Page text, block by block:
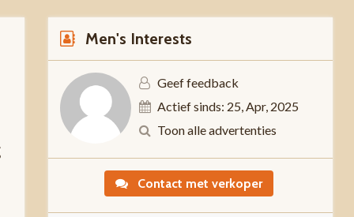
Men's Interests
Geef feedback
Actief sinds: 25, Apr, 2025
Toon alle advertenties
Contact met verkoper